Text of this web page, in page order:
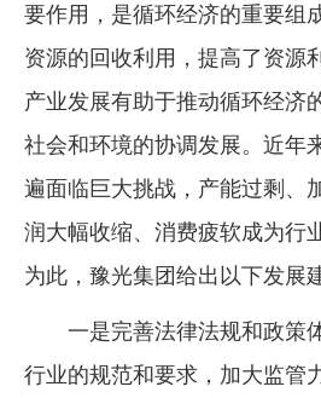
要作用，是循环经济的重要组
资源的回收利用，提高了资源
产业发展有助于推动循环经济
社会和环境的协调发展。近年
遍面临巨大挑战，产能过剩、
润大幅收缩、消费疲软成为行
为此，豫光集团给出以下发展
一是完善法律法规和政策
行业的规范和要求，加大监管